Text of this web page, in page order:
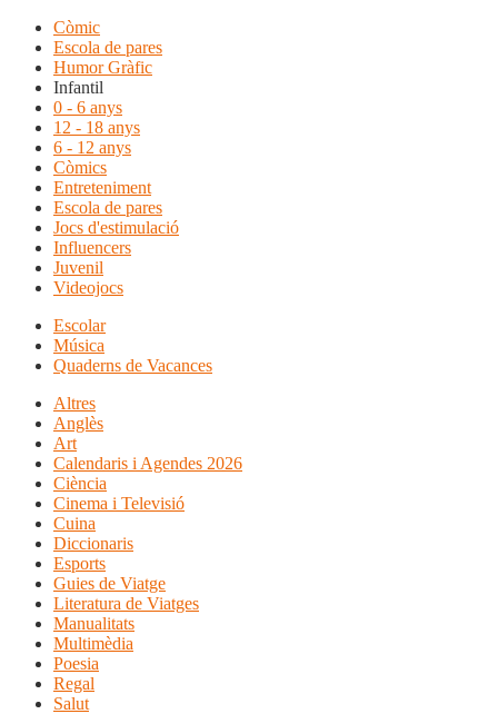
Còmic
Escola de pares
Humor Gràfic
Infantil
0 - 6 anys
12 - 18 anys
6 - 12 anys
Còmics
Entreteniment
Escola de pares
Jocs d'estimulació
Influencers
Juvenil
Videojocs
Escolar
Música
Quaderns de Vacances
Altres
Anglès
Art
Calendaris i Agendes 2026
Ciència
Cinema i Televisió
Cuina
Diccionaris
Esports
Guies de Viatge
Literatura de Viatges
Manualitats
Multimèdia
Poesia
Regal
Salut